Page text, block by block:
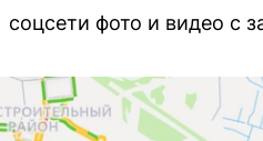
соцсети фото и видео с